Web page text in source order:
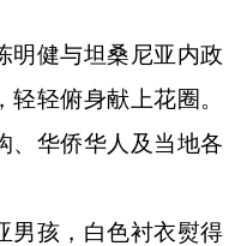
健与坦桑尼亚内政
轻俯身献上花圈。
、华侨华人及当地各
孩，白色衬衣熨得